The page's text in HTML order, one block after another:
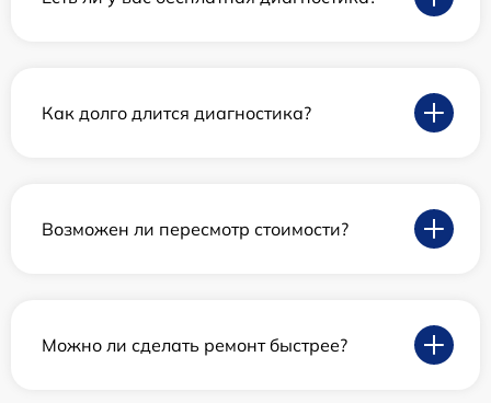
Как долго длится диагностика?
Возможен ли пересмотр стоимости?
Можно ли сделать ремонт быстрее?